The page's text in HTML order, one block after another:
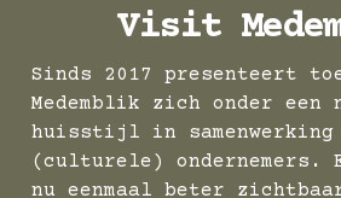
Visit
Sinds 2017 presenteert
Medemblik zich onder een
huisstijl in samenwerking
(culturele) ondernemers.
nu eenmaal beter